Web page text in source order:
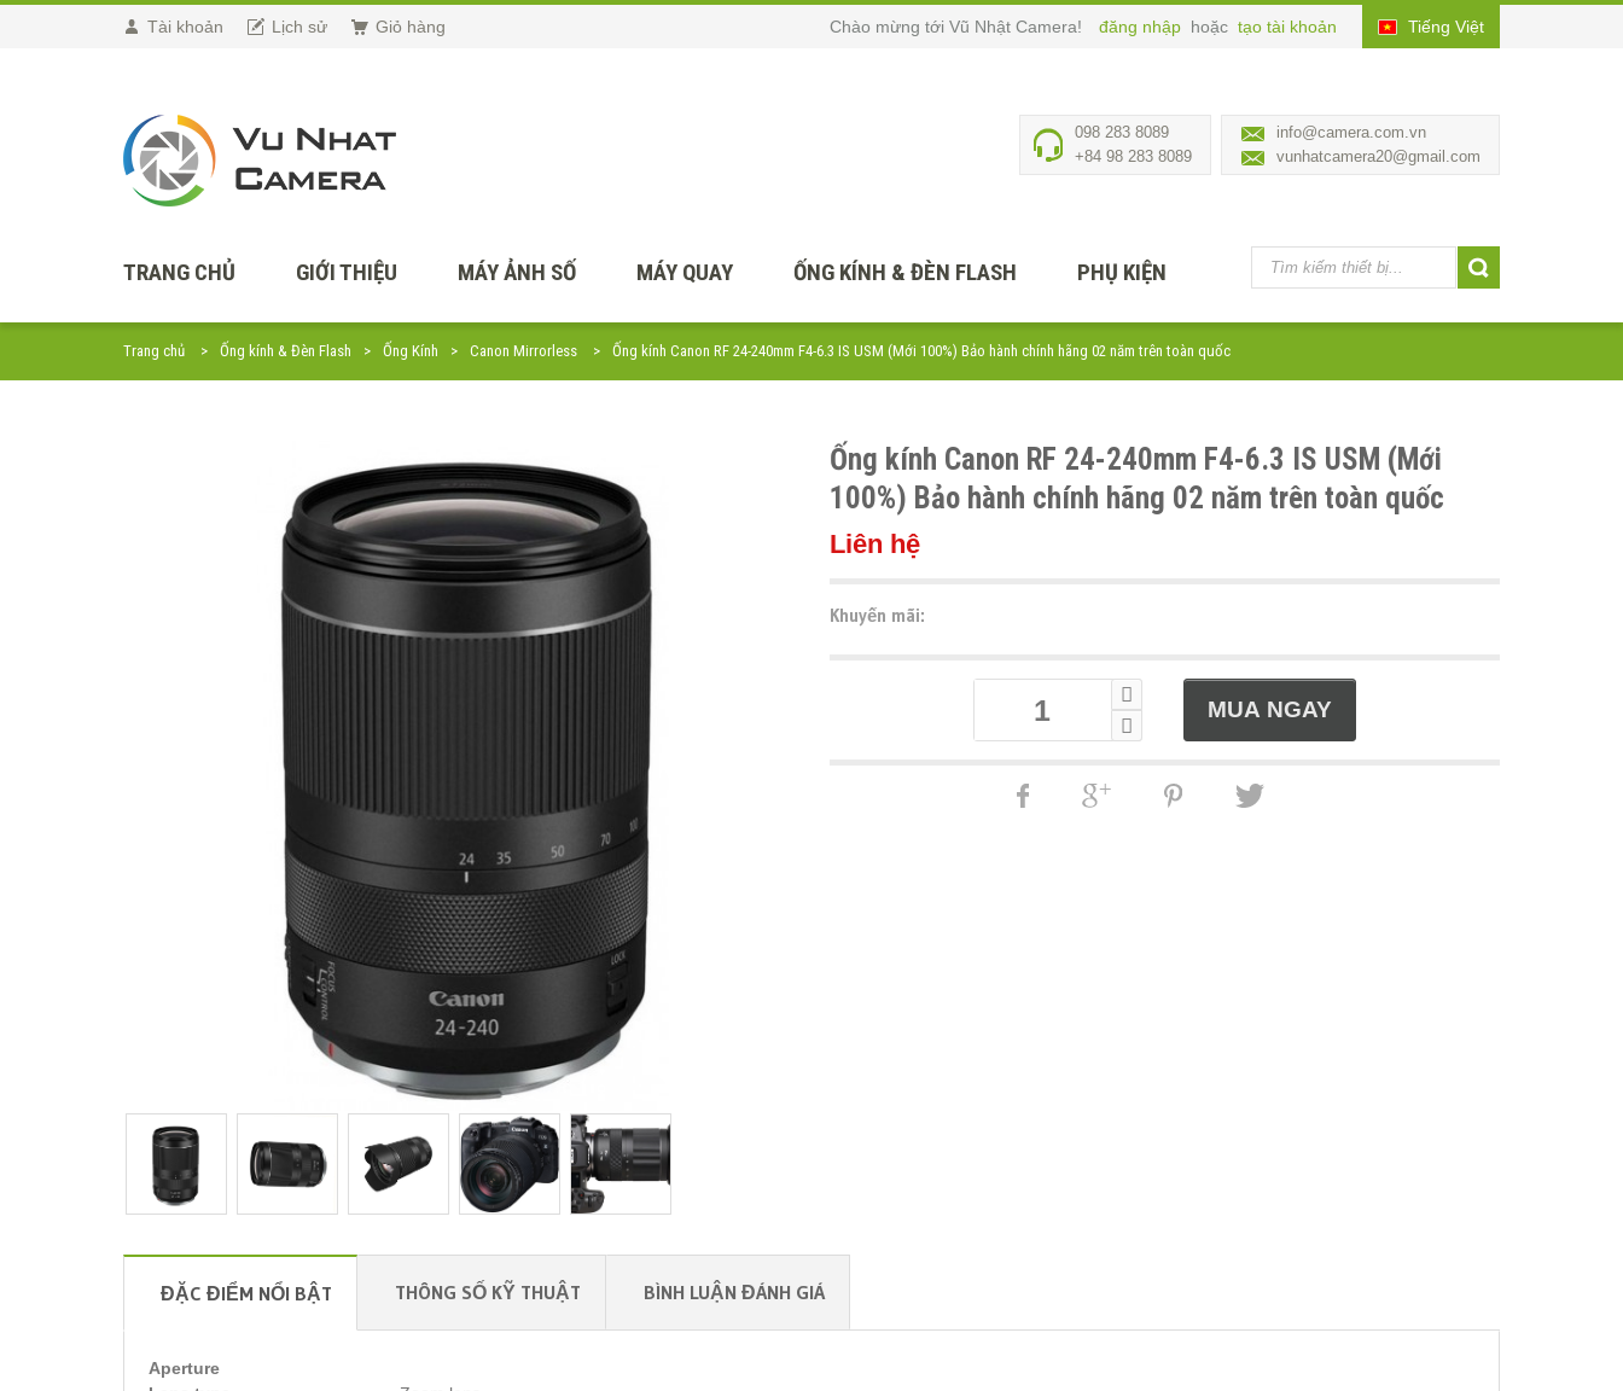
Tài khoản Lịch sử Giỏ hàng Tiếng Việt
Chào mừng tới Vũ Nhật Camera! đăng nhập hoặc tạo tài khoản
info@camera.com.vn
vunhatcamera20@gmail.com
098 283 8089
+84 98 283 8089
TRANG CHỦ GIỚI THIỆU MÁY ẢNH SỐ MÁY QUAY ỐNG KÍNH & ĐÈN FLASH PHỤ KIỆN
Trang chủ Ống kính & Đèn Flash Ống Kính Canon Mirrorless Ống kính Canon RF 24-240mm F4-6.3 IS USM (Mới 100%) Bảo hành chính hãng 02 năm trên toàn quốc
Ống kính Canon RF 24-240mm F4-6.3 IS USM (Mới
100%) Bảo hành chính hãng 02 năm trên toàn quốc
Liên hệ
Khuyến mãi:
ĐẶC ĐIỂM NỔI BẬT THÔNG SỐ KỸ THUẬT BÌNH LUẬN ĐÁNH GIÁ
Aperture